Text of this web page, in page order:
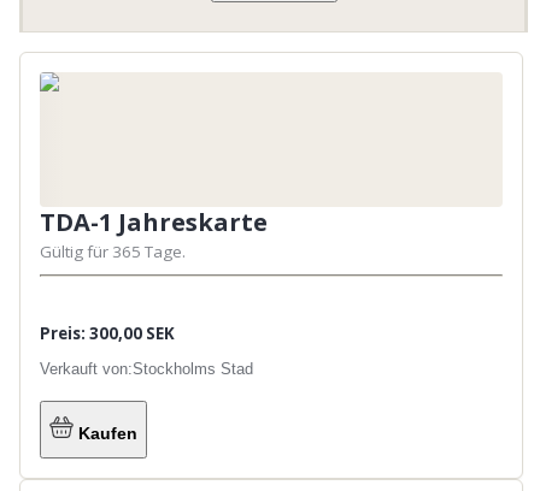
TDA-1 Jahreskarte
Gültig für 365 Tage.
Preis: 300,00 SEK
Verkauft von:Stockholms Stad
Kaufen